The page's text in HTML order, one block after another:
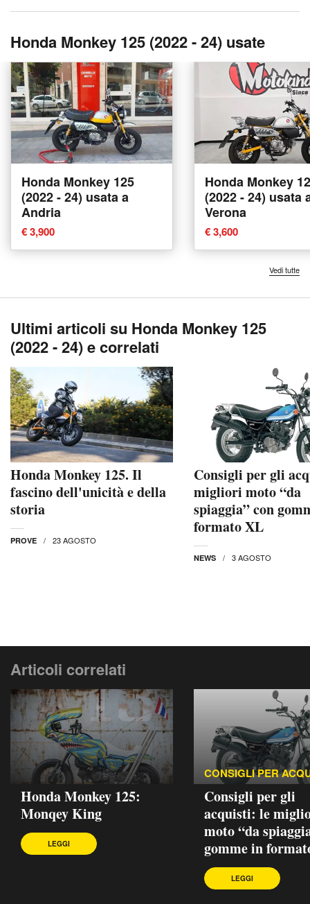
Honda Monkey 125 (2022 - 24) usate
Honda Monkey 125
(2022 - 24) usata a
Andria
€ 3,900
Honda Monkey
(2022 - 24) usata
Verona
€ 3,600
Vedi tutte
Ultimi articoli su Honda Monkey 125
(2022 - 24) e correlati
Honda Monkey 125. Il
fascino dell'unicità e della
storia
PROVE 23 AGOSTO
Consigli per gli
migliori moto “da
spiaggia” con
formato XL
NEWS 3 AGOSTO
Articoli correlati
Honda Monkey 125:
Monqey King
LEGGI
CONSIGLI PER
Consigli per gli
acquisti: le
moto “da
gomme in
LEGGI